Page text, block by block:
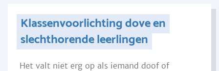
Klassenvoorlichting dove en
slechthorende leerlingen
Het valt niet erg op als iemand doof of